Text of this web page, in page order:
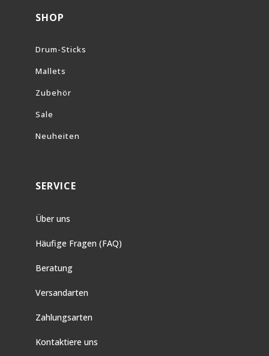
SHOP
Drum-Sticks
Mallets
Zubehör
Sale
Neuheiten
SERVICE
Über uns
Häufige Fragen (FAQ)
Beratung
Versandarten
Zahlungsarten
Kontaktiere uns